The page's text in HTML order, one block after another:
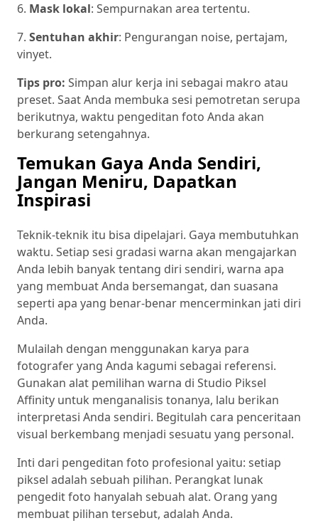
6. Mask lokal: Sempurnakan area tertentu.
7. Sentuhan akhir: Pengurangan noise, pertajam,
vinyet.
Tips pro: Simpan alur kerja ini sebagai makro atau
preset. Saat Anda membuka sesi pemotretan serupa
berikutnya, waktu pengeditan foto Anda akan
berkurang setengahnya.
Temukan Gaya Anda Sendiri,
Jangan Meniru, Dapatkan
Inspirasi
Teknik-teknik itu bisa dipelajari. Gaya membutuhkan
waktu. Setiap sesi gradasi warna akan mengajarkan
Anda lebih banyak tentang diri sendiri, warna apa
yang membuat Anda bersemangat, dan suasana
seperti apa yang benar-benar mencerminkan jati diri
Anda.
Mulailah dengan menggunakan karya para
fotografer yang Anda kagumi sebagai referensi.
Gunakan alat pemilihan warna di Studio Piksel
Affinity untuk menganalisis tonanya, lalu berikan
interpretasi Anda sendiri. Begitulah cara penceritaan
visual berkembang menjadi sesuatu yang personal.
Inti dari pengeditan foto profesional yaitu: setiap
piksel adalah sebuah pilihan. Perangkat lunak
pengedit foto hanyalah sebuah alat. Orang yang
membuat pilihan tersebut, adalah Anda.